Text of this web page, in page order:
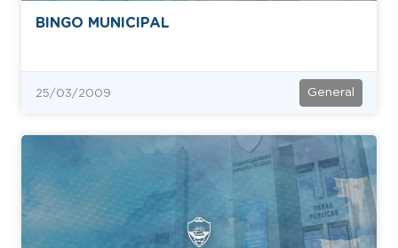
BINGO MUNICIPAL
25/03/2009 General